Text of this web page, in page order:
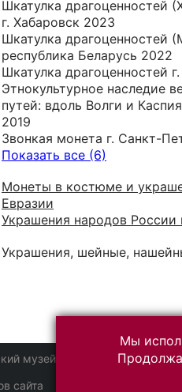
Шкатулка драгоценностей
г. Хабаровск 2023
Шкатулка драгоценностей
республика Беларусь 2022
Шкатулка драгоценностей
Этнокультурное наследие
путей: вдоль Волги и
2019
Звонкая монета г. Санкт-
Показать все (6)
Монеты в костюме и
Евразии
Украшения народов России
Украшения, шейные,
музей
сайта
Мы